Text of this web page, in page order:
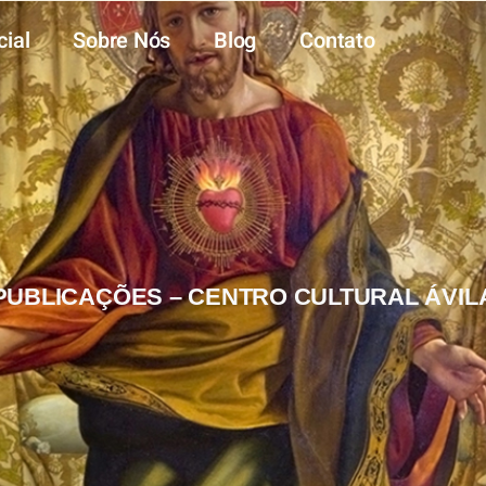
Sobre Nós Blog Contato
– CENTRO CULTURAL